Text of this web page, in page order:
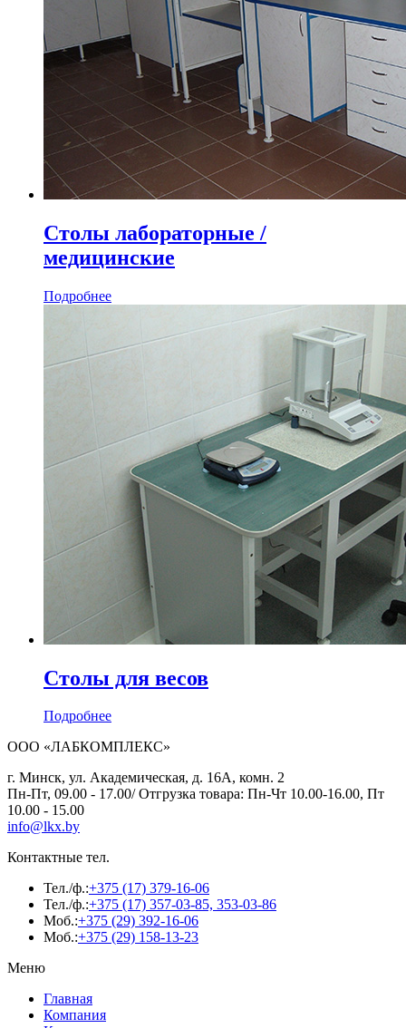
Столы лабораторные /
медицинские
Подробнее
Столы для весов
Подробнее
ООО «ЛАБКОМПЛЕКС»
г. Минск, ул. Академическая, д. 16А, комн. 2
Пн-Пт, 09.00 - 17.00/ Отгрузка товара: Пн-Чт 10.00-16.00, Пт
10.00 - 15.00
info@lkx.by
Контактные тел.
Тел./ф.:+375 (17) 379-16-06
Тел./ф.:+375 (17) 357-03-85, 353-03-86
Моб.:+375 (29) 392-16-06
Моб.:+375 (29) 158-13-23
Меню
Главная
Компания